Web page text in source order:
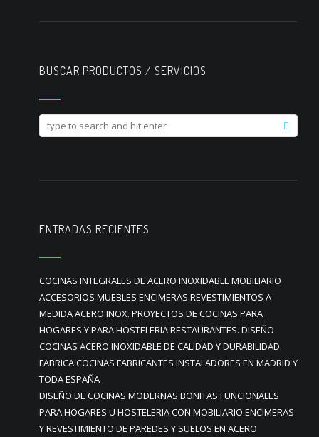
BUSCAR PRODUCTOS / SERVICIOS
ENTRADAS RECIENTES
COCINAS INTEGRALES DE ACERO INOXIDABLE MOBILIARIO
ACCESORIOS MUEBLES ENCIMERAS REVESTIMIENTOS A
MEDIDA ACERO INOX. PROYECTOS DE COCINAS PARA
HOGARES Y PARA HOSTELERIA RESTAURANTES. DISEÑO
COCINAS ACERO INOXIDABLE DE CALIDAD Y DURABILIDAD.
FABRICA COCINAS FABRICANTES INSTALADORES EN MADRID Y
TODA ESPAÑA
DISEÑO DE COCINAS MODERNAS BONITAS FUNCIONALES
PARA HOGARES U HOSTELERIA CON MOBILIARIO ENCIMERAS
Y REVESTIMIENTO DE PAREDES Y SUELOS EN ACERO